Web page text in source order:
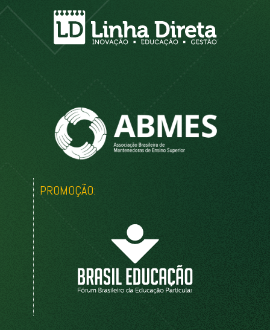
PROMOÇÃO: